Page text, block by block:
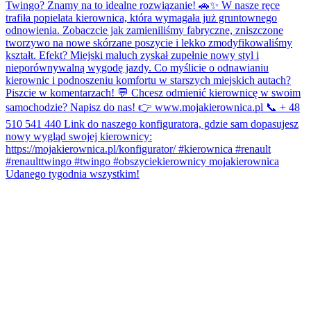
Udanego tygodnia wszystkim!